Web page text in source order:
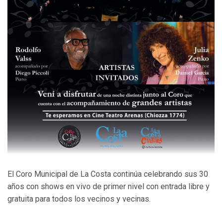
El Coro Municipal de La Costa continúa celebrando sus 30
años con shows en vivo de primer nivel con entrada libre y
gratuita para todos los vecinos y vecinas.